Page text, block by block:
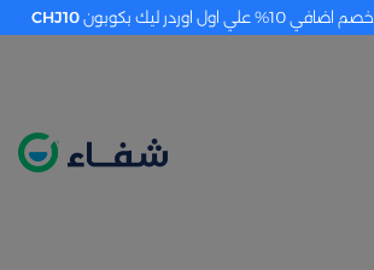
خصم اضافي 10% علي اول اوردر ليك بكوبون CHJ10